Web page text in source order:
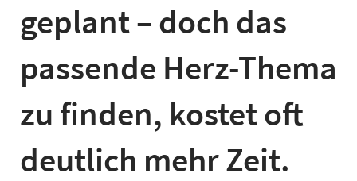
geplant – doch das
passende Herz-Thema
zu finden, kostet oft
deutlich mehr Zeit.